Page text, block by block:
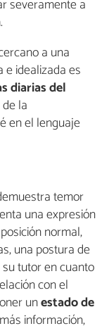
severamente a
a una
e idealizada es
diarias del
la
en el lenguaje
temor
una expresión
normal,
una postura de
tutor en cuanto
con el
unestado de
información,